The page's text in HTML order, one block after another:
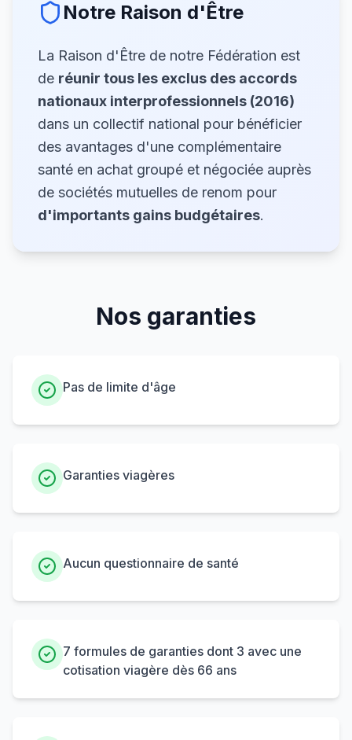
Notre Raison d'Être
La Raison d'Être de notre Fédération est
de réunir tous les exclus des accords
nationaux interprofessionnels (2016)
dans un collectif national pour bénéficier
des avantages d'une complémentaire
santé en achat groupé et négociée auprès
de sociétés mutuelles de renom pour
d'importants gains budgétaires.
Nos garanties
Pas de limite d'âge
Garanties viagères
Aucun questionnaire de santé
7 formules de garanties dont 3 avec une
cotisation viagère dès 66 ans